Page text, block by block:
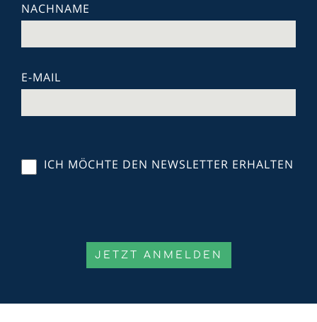
NACHNAME
E-MAIL
ICH MÖCHTE DEN NEWSLETTER ERHALTEN